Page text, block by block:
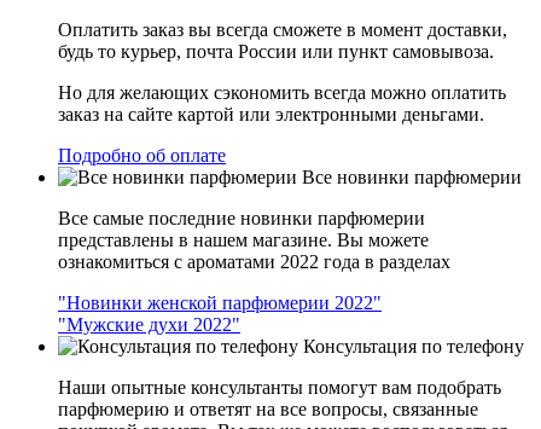
Оплатить заказ вы всегда сможете в момент доставки,
будь то курьер, почта России или пункт самовывоза.
Но для желающих сэкономить всегда можно оплатить
заказ на сайте картой или электронными деньгами.
Подробно об оплате
Все новинки парфюмерии
Все самые последние новинки парфюмерии
представлены в нашем магазине. Вы можете
ознакомиться с ароматами 2022 года в разделах
"Новинки женской парфюмерии 2022"
"Мужские духи 2022"
Консультация по телефону
Наши опытные консультанты помогут вам подобрать
парфюмерию и ответят на все вопросы, связанные